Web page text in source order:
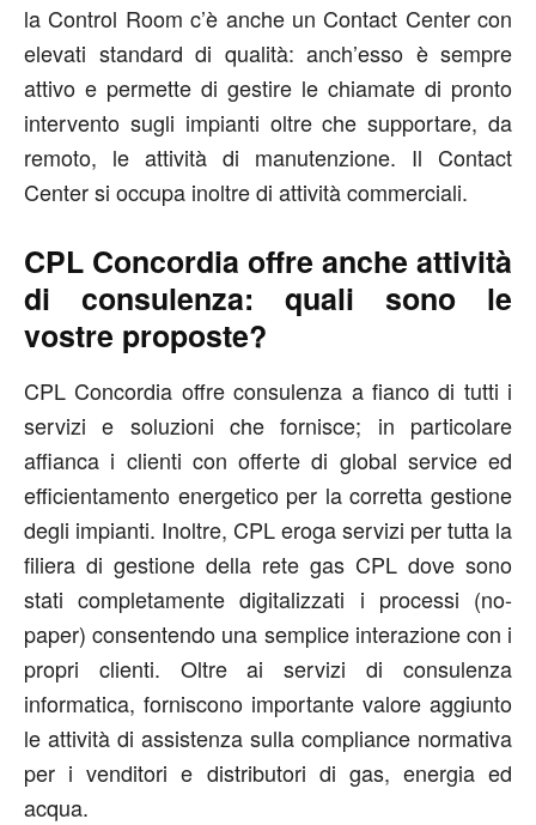
la Control Room c’è anche un Contact Center con
elevati standard di qualità: anch’esso è sempre
attivo e permette di gestire le chiamate di pronto
intervento sugli impianti oltre che supportare, da
remoto, le attività di manutenzione. Il Contact
Center si occupa inoltre di attività commerciali.
CPL Concordia offre anche attività
di consulenza: quali sono le
vostre proposte?
CPL Concordia offre consulenza a fianco di tutti i
servizi e soluzioni che fornisce; in particolare
affianca i clienti con offerte di global service ed
efficientamento energetico per la corretta gestione
degli impianti. Inoltre, CPL eroga servizi per tutta la
filiera di gestione della rete gas CPL dove sono
stati completamente digitalizzati i processi (no-
paper) consentendo una semplice interazione con i
propri clienti. Oltre ai servizi di consulenza
informatica, forniscono importante valore aggiunto
le attività di assistenza sulla compliance normativa
per i venditori e distributori di gas, energia ed
acqua.